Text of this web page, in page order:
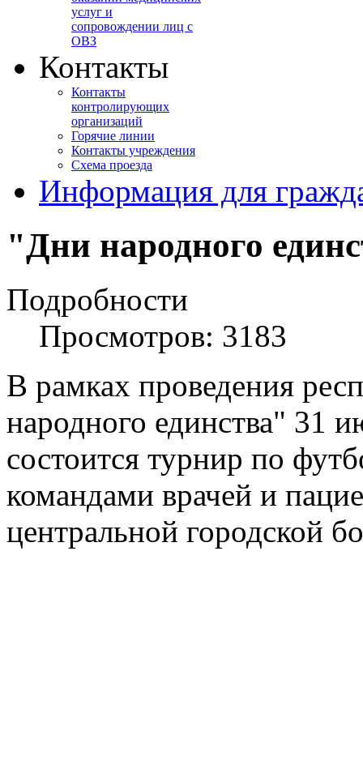
услуг и
сопровождении лиц с
ОВЗ
Контакты
Контакты
контролирующих
организаций
Горячие линии
Контакты учреждения
Схема проезда
Информация для
"Дни народного
Подробности
Просмотров: 3183
В рамках проведения
народного единства" 31
состоится турнир по
командами врачей и
центральной городской